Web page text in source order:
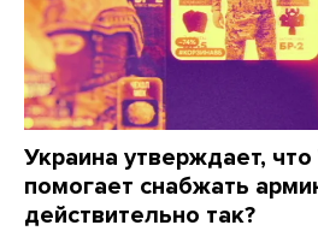
Украина утверждает,
помогает снабжать
действительно так?